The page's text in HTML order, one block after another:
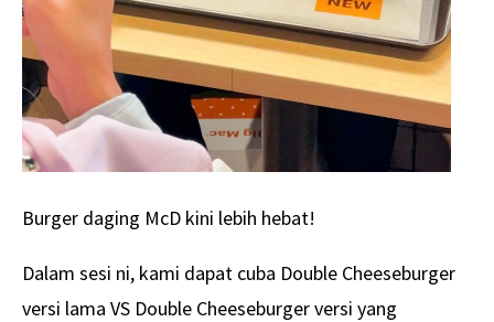
Burger daging McD kini lebih hebat!
Dalam sesi ni, kami dapat cuba Double Cheeseburger
versi lama VS Double Cheeseburger versi yang